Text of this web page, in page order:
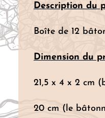
Description du
Boîte de 12
Dimension du
21,5 x 4 x 2 cm
20 cm (le